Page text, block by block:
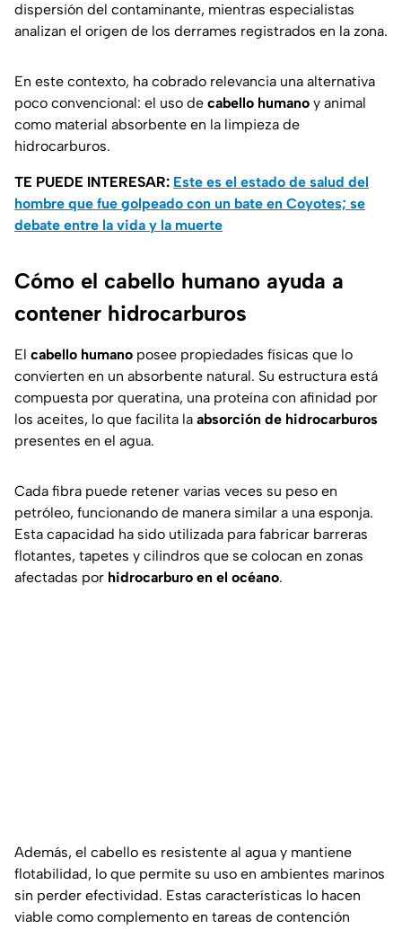
dispersión del contaminante, mientras especialistas
analizan el origen de los derrames registrados en la zona.
En este contexto, ha cobrado relevancia una alternativa
poco convencional: el uso de cabello humano y animal
como material absorbente en la limpieza de
hidrocarburos.
TE PUEDE INTERESAR: Este es el estado de salud del
hombre que fue golpeado con un bate en Coyotes; se
debate entre la vida y la muerte
Cómo el cabello humano ayuda a
contener hidrocarburos
El cabello humano posee propiedades físicas que lo
convierten en un absorbente natural. Su estructura está
compuesta por queratina, una proteína con afinidad por
los aceites, lo que facilita la absorción de hidrocarburos
presentes en el agua.
Cada fibra puede retener varias veces su peso en
petróleo, funcionando de manera similar a una esponja.
Esta capacidad ha sido utilizada para fabricar barreras
flotantes, tapetes y cilindros que se colocan en zonas
afectadas por hidrocarburo en el océano.
Además, el cabello es resistente al agua y mantiene
flotabilidad, lo que permite su uso en ambientes marinos
sin perder efectividad. Estas características lo hacen
viable como complemento en tareas de contención